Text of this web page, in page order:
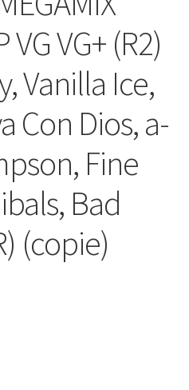
VG VG+ (R2)
Vanilla Ice,
Con Dios, a-
Fine
Bad
(copie)